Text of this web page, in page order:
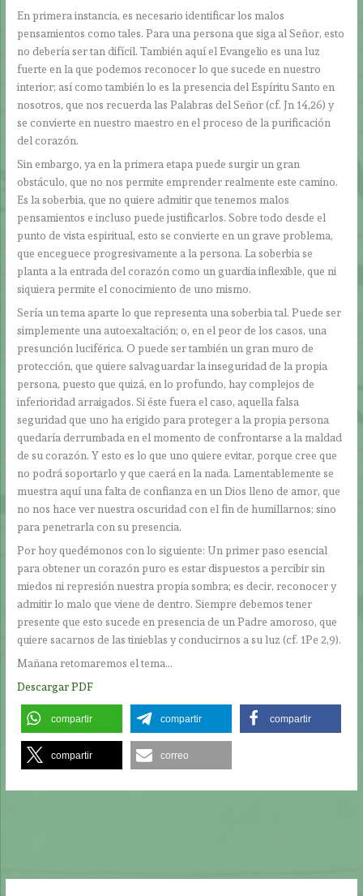
En primera instancia, es necesario identificar los malos
pensamientos como tales. Para una persona que siga al Señor, esto
no debería ser tan difícil. También aquí el Evangelio es una luz
fuerte en la que podemos reconocer lo que sucede en nuestro
interior; así como también lo es la presencia del Espíritu Santo en
nosotros, que nos recuerda las Palabras del Señor (cf. Jn 14,26) y
se convierte en nuestro maestro en el proceso de la purificación
del corazón.
Sin embargo, ya en la primera etapa puede surgir un gran
obstáculo, que no nos permite emprender realmente este camino.
Es la soberbia, que no quiere admitir que tenemos malos
pensamientos e incluso puede justificarlos. Sobre todo desde el
punto de vista espiritual, esto se convierte en un grave problema,
que enceguece progresivamente a la persona. La soberbia se
planta a la entrada del corazón como un guardia inflexible, que ni
siquiera permite el conocimiento de uno mismo.
Sería un tema aparte lo que representa una soberbia tal. Puede ser
simplemente una autoexaltación; o, en el peor de los casos, una
presunción luciférica. O puede ser también un gran muro de
protección, que quiere salvaguardar la inseguridad de la propia
persona, puesto que quizá, en lo profundo, hay complejos de
inferioridad arraigados. Si éste fuera el caso, aquella falsa
seguridad que uno ha erigido para proteger a la propia persona
quedaría derrumbada en el momento de confrontarse a la maldad
de su corazón. Y esto es lo que uno quiere evitar, porque cree que
no podrá soportarlo y que caerá en la nada. Lamentablemente se
muestra aquí una falta de confianza en un Dios lleno de amor, que
no nos hace ver nuestra oscuridad con el fin de humillarnos; sino
para penetrarla con su presencia.
Por hoy quedémonos con lo siguiente: Un primer paso esencial
para obtener un corazón puro es estar dispuestos a percibir sin
miedos ni represión nuestra propia sombra; es decir, reconocer y
admitir lo malo que viene de dentro. Siempre debemos tener
presente que esto sucede en presencia de un Padre amoroso, que
quiere sacarnos de las tinieblas y conducirnos a su luz (cf. 1Pe 2,9).
Mañana retomaremos el tema…
Descargar PDF
compartir compartir compartir
compartir correo